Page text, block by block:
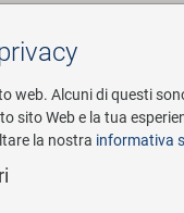
Cerca
web. Alcuni di questi
sito Web e la tua
la nostra informativa